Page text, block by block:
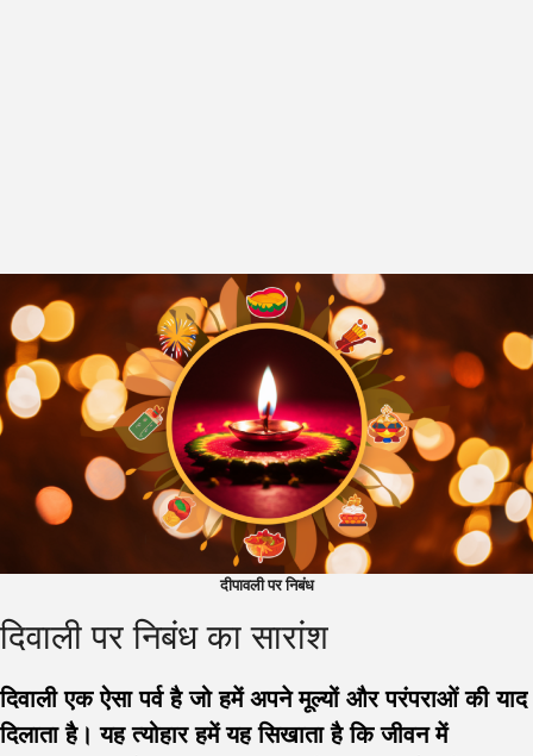
दीपावली पर निबंध
दिवाली पर निबंध का सारांश
दिवाली एक ऐसा पर्व है जो हमें अपने मूल्यों और परंपराओं की याद
दिलाता है। यह त्योहार हमें यह सिखाता है कि जीवन में